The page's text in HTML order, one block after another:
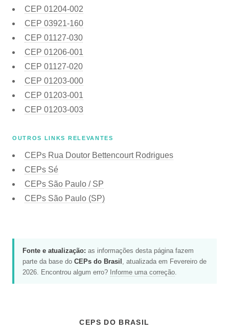
CEP 01204-002
CEP 03921-160
CEP 01127-030
CEP 01206-001
CEP 01127-020
CEP 01203-000
CEP 01203-001
CEP 01203-003
OUTROS LINKS RELEVANTES
CEPs Rua Doutor Bettencourt Rodrigues
CEPs Sé
CEPs São Paulo / SP
CEPs São Paulo (SP)
Fonte e atualização: as informações desta página fazem
parte da base do CEPs do Brasil , atualizada em Fevereiro de
2026. Encontrou algum erro? Informe uma correção
CEPS DO BRASIL